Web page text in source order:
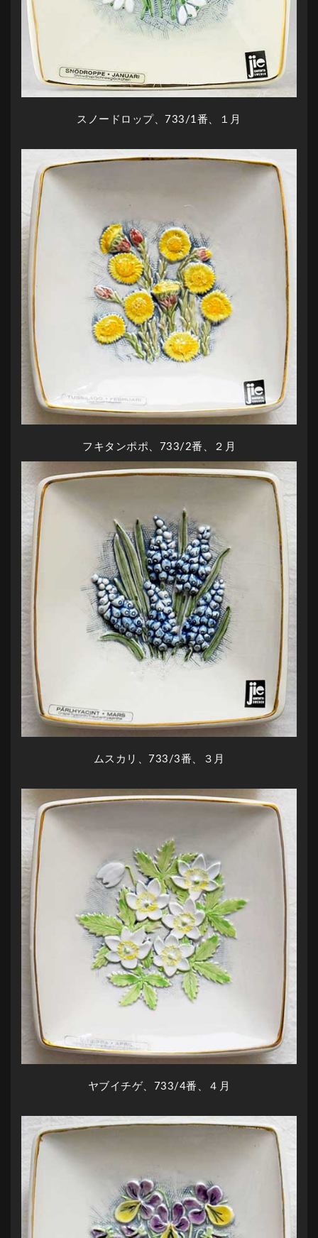
スノードロップ、733/1番、１月
フキタンポポ、733/2番、２月
ムスカリ、733/3番、３月
ヤブイチゲ、733/4番、４月